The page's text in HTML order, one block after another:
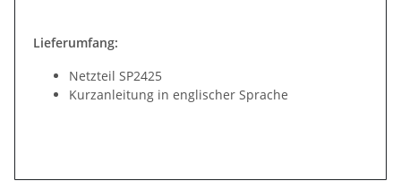
Lieferumfang:
Netzteil SP2425
Kurzanleitung in englischer Sprache